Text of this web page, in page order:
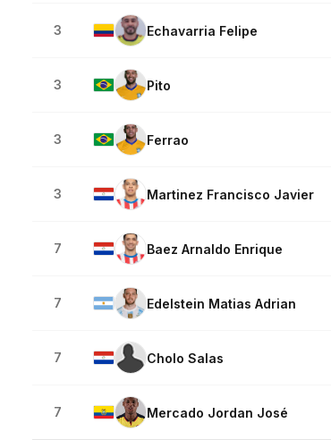
3 Echavarria Felipe
3 Pito
3 Ferrao
3 Martinez Francisco Javier
7 Baez Arnaldo Enrique
7 Edelstein Matias Adrian
7 Cholo Salas
7 Mercado Jordan José